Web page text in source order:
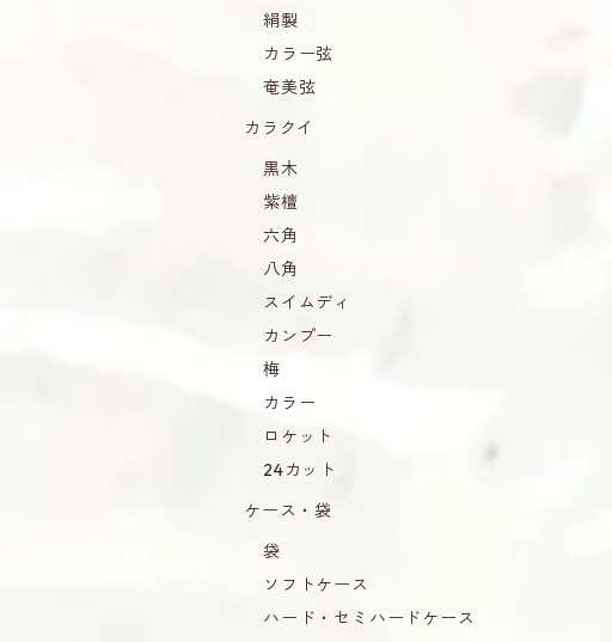
絹製
カラー弦
奄美弦
カラクイ
黒木
紫檀
六角
八角
スイムディ
カンプー
梅
カラー
ロケット
24カット
ケース・袋
袋
ソフトケース
ハード・セミハードケース